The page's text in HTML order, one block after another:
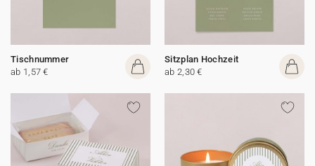
Tischnummer
ab 1,57 €
Sitzplan Hochzeit
ab 2,30 €